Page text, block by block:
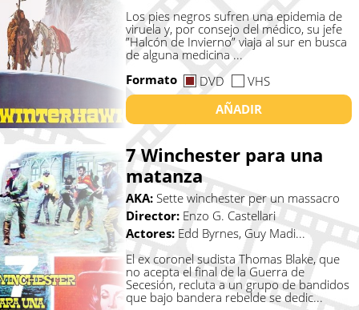
Los pies negros sufren una epidemia de
viruela y, por consejo del médico, su jefe
”Halcón de Invierno” viaja al sur en busca
de alguna medicina ...
Formato
DVD
VHS
AÑADIR
7 Winchester para una
matanza
AKA: Sette winchester per un massacro
Director: Enzo G. Castellari
Actores: Edd Byrnes, Guy Madi...
El ex coronel sudista Thomas Blake, que
no acepta el final de la Guerra de
Secesión, recluta a un grupo de bandidos
que bajo bandera rebelde se dedic...